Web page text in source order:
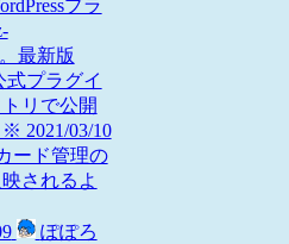
プラ
最新版
式プラグイ
リで公開
2021/03/10
ード管理の
されるよ
ぽぽろ